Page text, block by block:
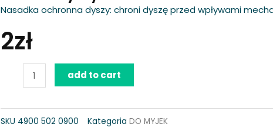
Nasadka ochronna dyszy: chroni dyszę przed wpływami
2zł
dyszy
quantity
add to cart
SKU 4900 502 0900 Kategoria DO MYJEK